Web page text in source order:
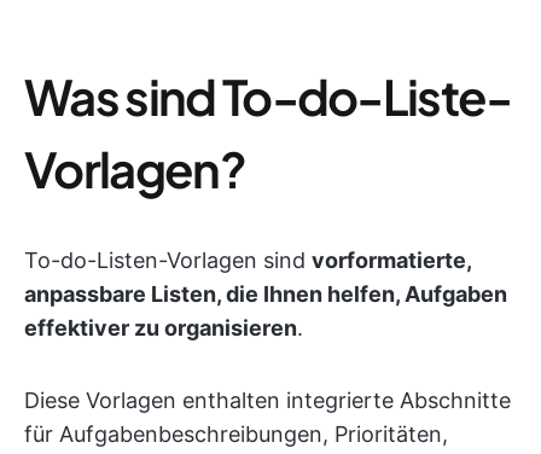
Was sind To-do-Liste-
Vorlagen?
To-do-Listen-Vorlagen sind vorformatierte,
anpassbare Listen, die Ihnen helfen, Aufgaben
effektiver zu organisieren.
Diese Vorlagen enthalten integrierte Abschnitte
für Aufgabenbeschreibungen, Prioritäten,